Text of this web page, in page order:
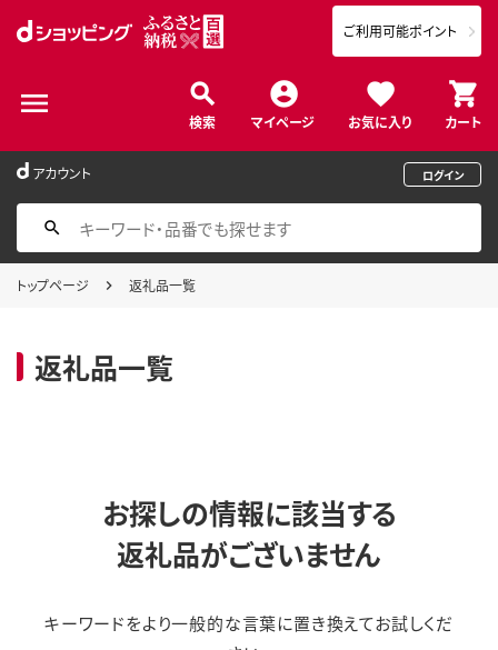
検索 マイページ お気に入り カート
ご利用可能ポイント
アカウント ログイン
トップページ 返礼品一覧
返礼品一覧
お探しの情報に該当する
返礼品がございません
キーワードをより一般的な言葉に置き換えてお試しくだ